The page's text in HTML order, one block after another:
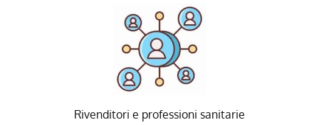
Rivenditori e professioni sanitarie